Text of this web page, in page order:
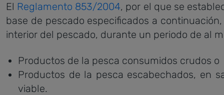
El Reglamento 853/2004, por el que se
base de pescado especificados a
interior del pescado, durante un periodo de al
Productos de la pesca consumidos crudos o
Productos de la pesca escabechados, en
viable.